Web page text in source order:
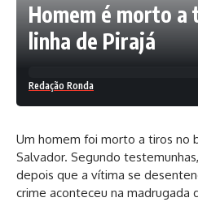
Homem é morto
linha de Pirajá
Redação Ronda
Um homem foi morto a tiros no
Salvador. Segundo
depois que a vítima se
crime aconteceu na madrugada